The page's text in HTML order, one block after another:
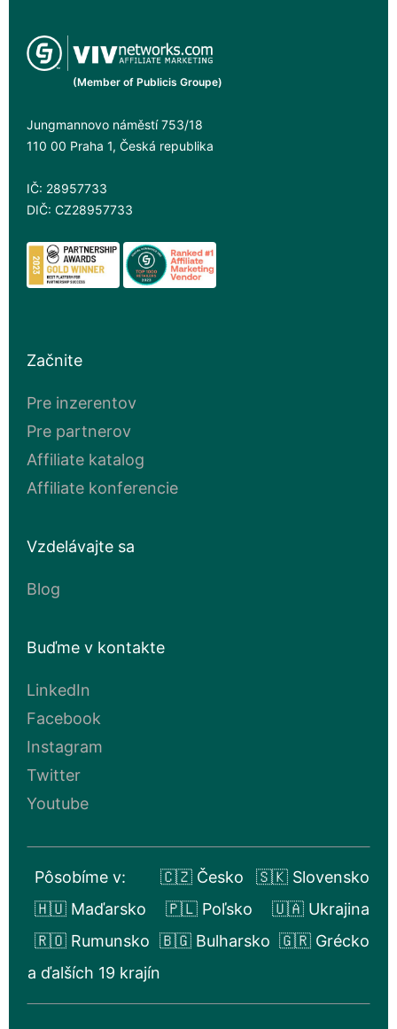
(Member of Publicis Groupe)
Jungmannovo náměstí 753/18
110 00 Praha 1, Česká republika
IČ: 28957733
DIČ: CZ28957733
Začnite
Pre inzerentov
Pre partnerov
Affiliate katalog
Affiliate konferencie
Vzdelávajte sa
Blog
Buďme v kontakte
LinkedIn
Facebook
Instagram
Twitter
Youtube
Pôsobíme v: 🇨🇿 Česko
🇸🇰 Slovensko
🇭🇺 Maďarsko
🇵🇱 Poľsko
🇺🇦 Ukrajina
🇷🇴 Rumunsko 🇧🇬 Bulharsko 🇬🇷 Grécko
a ďalších 19 krajín